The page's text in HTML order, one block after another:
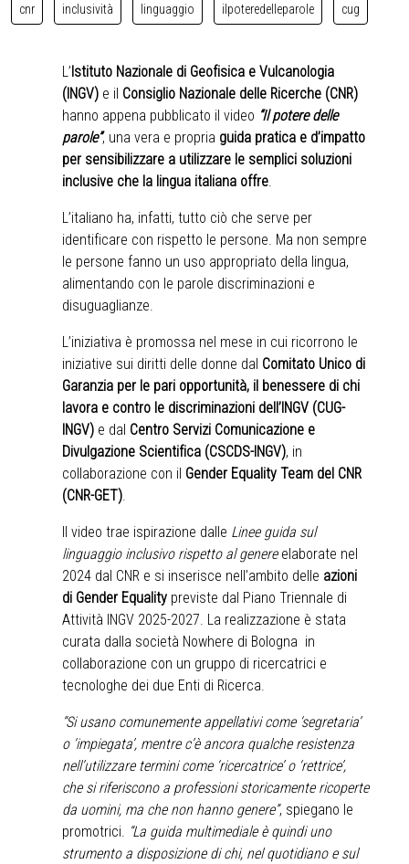
cnr inclusività linguaggio ilpoteredelleparole cug
L’ Istituto Nazionale di Geofisica e Vulcanologia
(INGV) e il Consiglio Nazionale delle Ricerche (CNR)
hanno appena pubblicato il video “Il potere delle
parole”, una vera e propria guida pratica e d’impatto
per sensibilizzare a utilizzare le semplici soluzioni
inclusive che la lingua italiana offre.
L’italiano ha, infatti, tutto ciò che serve per
identificare con rispetto le persone. Ma non sempre
le persone fanno un uso appropriato della lingua,
alimentando con le parole discriminazioni e
disuguaglianze.
L’iniziativa è promossa nel mese in cui ricorrono le
iniziative sui diritti delle donne dal Comitato Unico di
Garanzia per le pari opportunità, il benessere di chi
lavora e contro le discriminazioni dell’INGV (CUG-
INGV) e dal Centro Servizi Comunicazione e
Divulgazione Scientifica (CSCDS-INGV), in
collaborazione con il Gender Equality Team del CNR
(CNR-GET).
Il video trae ispirazione dalle Linee guida sul
linguaggio inclusivo rispetto al genereelaborate nel
2024 dal CNR e si inserisce nell’ambito delle azioni
di Gender Equality previste dal Piano Triennale di
Attività INGV 2025-2027. La realizzazione è stata
curata dalla società Nowhere di Bologna in
collaborazione con un gruppo di ricercatrici e
tecnologhe dei due Enti di Ricerca.
“Si usano comunemente appellativi come ‘segretaria’
o ‘impiegata’, mentre c’è ancora qualche resistenza
nell’utilizzare termini come ‘ricercatrice’ o ‘rettrice’,
che si riferiscono a professioni storicamente ricoperte
da uomini, ma che non hanno genere”, spiegano le
promotrici. “La guida multimediale è quindi uno
strumento a disposizione di chi, nel quotidiano e sul